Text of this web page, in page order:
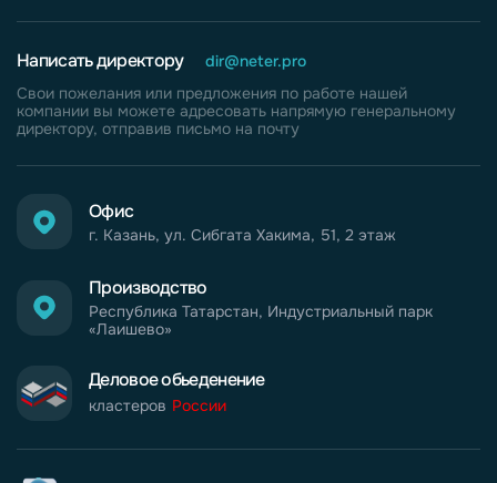
Деловое обьеденение
кластеров России
Производство
Республика Татарстан, Индустриальный парк
«Лаишево»
Офис
г. Казань, ул. Сибгата Хакима, 51, 2 этаж
Написать директору
dir@neter.pro
Свои пожелания или предложения по работе нашей
компании вы можете адресовать напрямую генеральному
директору, отправив письмо на почту